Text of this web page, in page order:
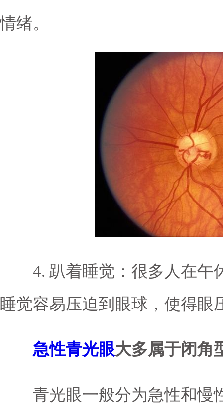
情绪。
4. 趴着睡觉：很多人在午
睡觉容易压迫到眼球，使得眼
急性青光眼大多属于闭角
青光眼一般分为急性和慢